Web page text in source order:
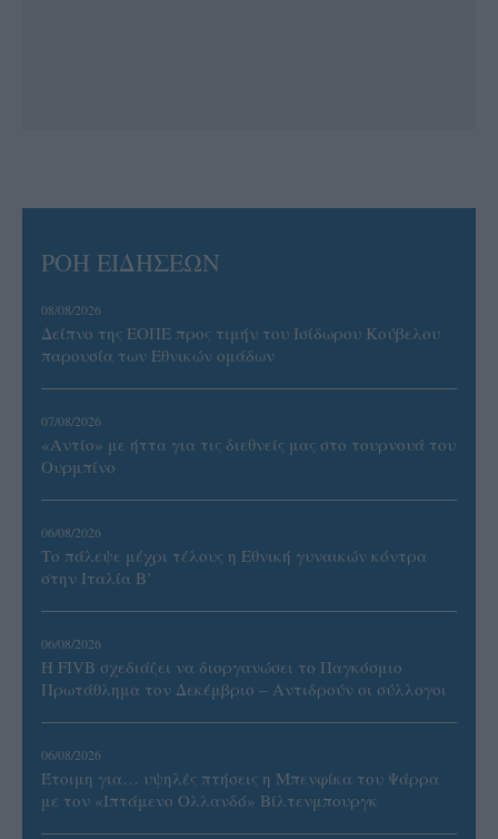
ΡΟΗ ΕΙΔΗΣΕΩΝ
08/08/2026
Δείπνο της ΕΟΠΕ προς τιμήν του Ισίδωρου Κούβελου
παρουσία των Εθνικών ομάδων
07/08/2026
«Αντίο» με ήττα για τις διεθνείς μας στο τουρνουά του
Ουρμπίνο
06/08/2026
Το πάλεψε μέχρι τέλους η Εθνική γυναικών κόντρα
στην Ιταλία Β’
06/08/2026
Η FIVB σχεδιάζει να διοργανώσει το Παγκόσμιο
Πρωτάθλημα τον Δεκέμβριο – Αντιδρούν οι σύλλογοι
06/08/2026
Έτοιμη για… υψηλές πτήσεις η Μπενφίκα του Ψάρρα
με τον «Ιπτάμενο Ολλανδό» Βίλτενμπουργκ